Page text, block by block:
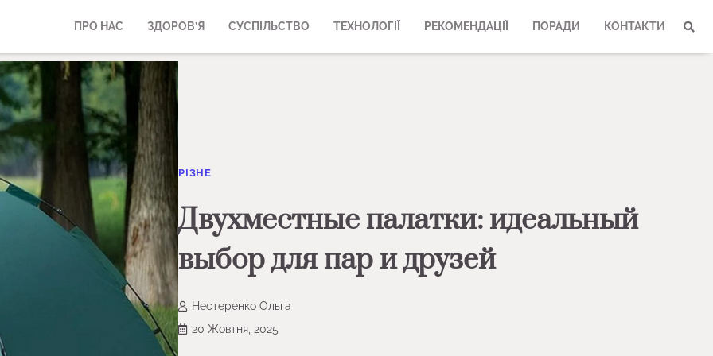
ПРО НАС ЗДОРОВ’Я СУСПІЛЬСТВО ТЕХНОЛОГІЇ РЕКОМЕНДАЦІЇ ПОРАДИ КОНТАКТИ
РІЗНЕ
Двухместные палатки: идеальный
выбор для пар и друзей
Нестеренко Ольга
20 Жовтня, 2025